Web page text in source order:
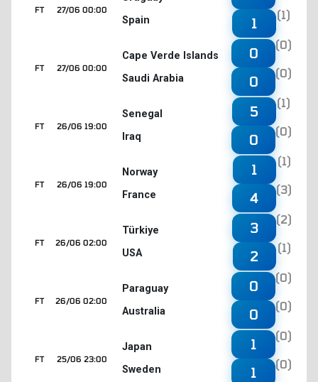
27/06 00:00
FT
Spain
1
(1)
27/06 00:00
FT
Cape Verde Islands
Saudi Arabia
0
(0)
0
(0)
26/06 19:00
FT
Senegal
Iraq
5
(1)
0
(0)
26/06 19:00
FT
Norway
France
1
(1)
4
(3)
26/06 02:00
FT
Türkiye
USA
3
(2)
2
(1)
26/06 02:00
FT
Paraguay
Australia
0
(0)
0
(0)
25/06 23:00
FT
Japan
Sweden
1
(0)
1
(0)